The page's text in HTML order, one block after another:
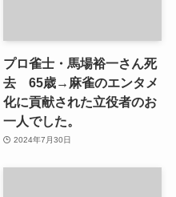
プロ雀士・馬場裕一さん死
去 65歳→麻雀のエンタメ
化に貢献された立役者のお
一人でした。
2024年7月30日